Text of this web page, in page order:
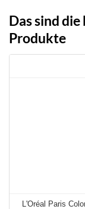
Das sind
Produkte
L'Oréal Paris